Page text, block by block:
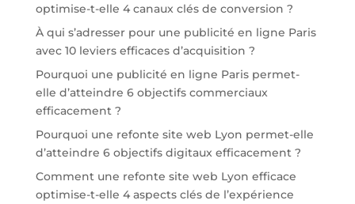
optimise-t-elle 4 canaux clés de conversion ?
À qui s’adresser pour une publicité en ligne Paris
avec 10 leviers efficaces d’acquisition ?
Pourquoi une publicité en ligne Paris permet-
elle d’atteindre 6 objectifs commerciaux
efficacement ?
Pourquoi une refonte site web Lyon permet-elle
d’atteindre 6 objectifs digitaux efficacement ?
Comment une refonte site web Lyon efficace
optimise-t-elle 4 aspects clés de l’expérience